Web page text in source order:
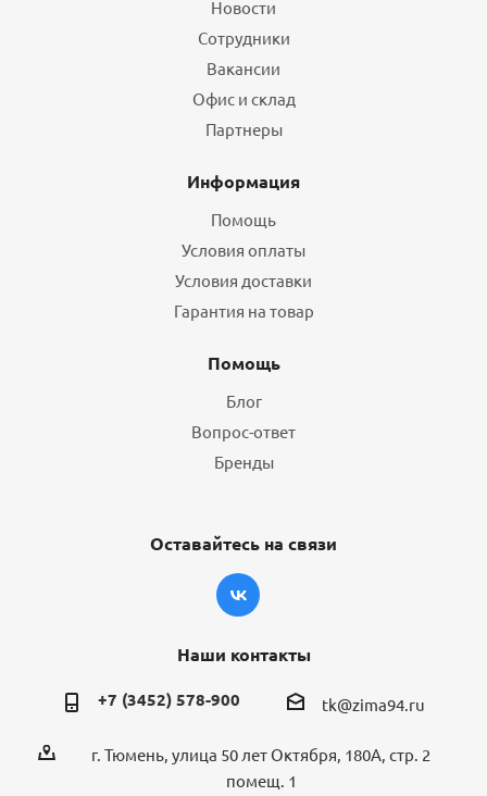
Новости
Сотрудники
Вакансии
Офис и склад
Партнеры
Информация
Помощь
Условия оплаты
Условия доставки
Гарантия на товар
Помощь
Блог
Вопрос-ответ
Бренды
Оставайтесь на связи
Наши контакты
+7 (3452) 578-900 tk@zima94.ru
г. Тюмень, улица 50 лет Октября, 180А, стр. 2
помещ. 1